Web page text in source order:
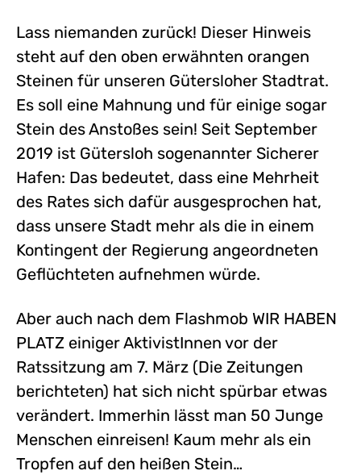
Lass niemanden zurück! Dieser Hinweis
steht auf den oben erwähnten orangen
Steinen für unseren Gütersloher Stadtrat.
Es soll eine Mahnung und für einige sogar
Stein des Anstoßes sein! Seit September
2019 ist Gütersloh sogenannter Sicherer
Hafen: Das bedeutet, dass eine Mehrheit
des Rates sich dafür ausgesprochen hat,
dass unsere Stadt mehr als die in einem
Kontingent der Regierung angeordneten
Geflüchteten aufnehmen würde.
Aber auch nach dem Flashmob WIR HABEN
PLATZ einiger AktivistInnen vor der
Ratssitzung am 7. März (Die Zeitungen
berichteten) hat sich nicht spürbar etwas
verändert. Immerhin lässt man 50 Junge
Menschen einreisen! Kaum mehr als ein
Tropfen auf den heißen Stein…